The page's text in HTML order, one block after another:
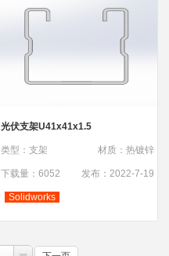
光伏支架U41x41x1.5
类型：支架 材质：热镀锌
下载量：6052 发布：2022-7-19
Solidworks